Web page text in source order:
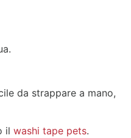
da strappare a mano,
il washi tape pets.